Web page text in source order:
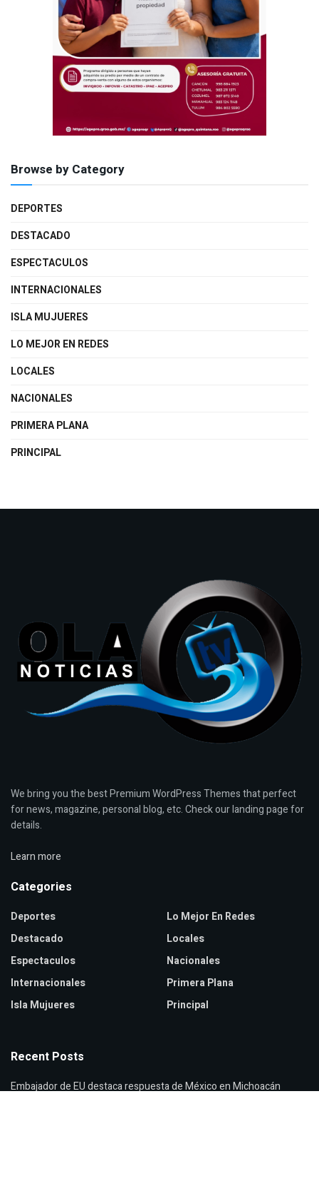
Browse by Category
DEPORTES
DESTACADO
ESPECTACULOS
INTERNACIONALES
ISLA MUJUERES
LO MEJOR EN REDES
LOCALES
NACIONALES
PRIMERA PLANA
PRINCIPAL
We bring you the best Premium WordPress Themes that perfect
for news, magazine, personal blog, etc. Check our landing page for
details.
Learn more
Categories
Deportes
Destacado
Espectaculos
Internacionales
Isla Mujueres
Lo Mejor En Redes
Locales
Nacionales
Primera Plana
Principal
Recent Posts
Embajador de EU destaca respuesta de México en Michoacán